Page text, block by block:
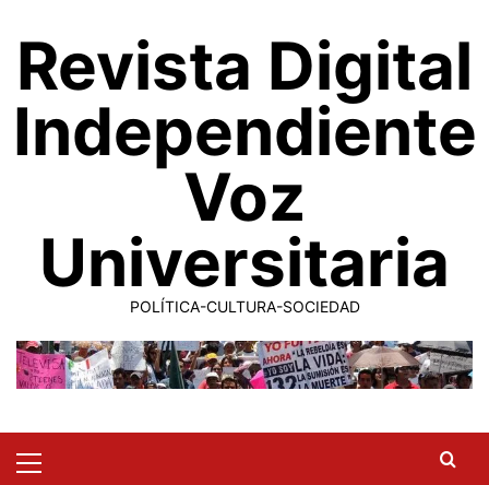
contenido
Revista Digital
Independiente
Voz
Universitaria
POLÍTICA-CULTURA-SOCIEDAD
Menu